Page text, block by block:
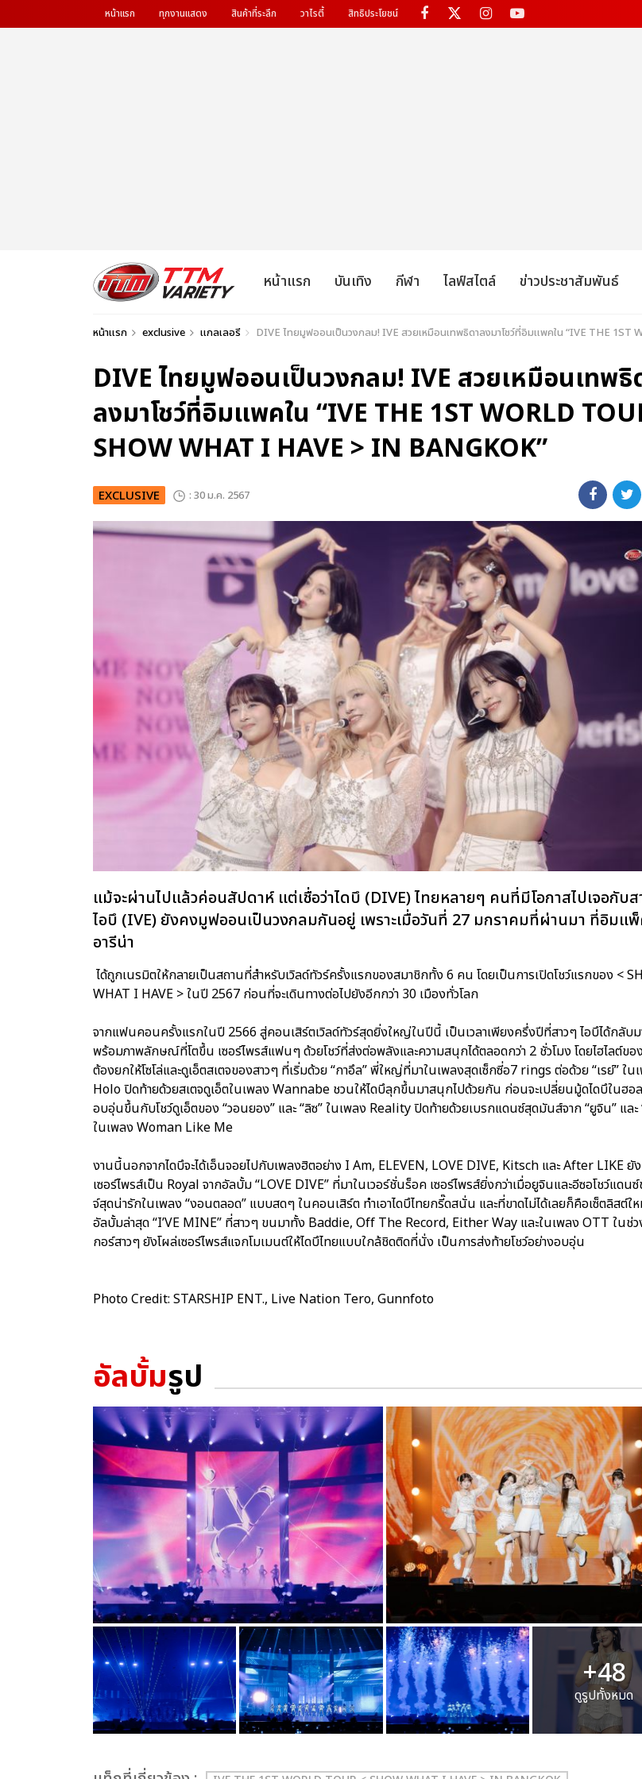
หน้าแรก ทุกงานแสดง สินค้าที่ระลึก วาไรตี้ สิทธิประโยชน์
หน้าแรก บันเทิง กีฬา ไลฟ์สไตล์ ข่าวประชาสัมพันธ์
หน้าแรก exclusive แกลเลอรี DIVE ไทยมูฟออนเป็นวงกลม! IVE สวยเหมือนเทพธิดาลงมาโชว์ที่อิมแพคใน “IVE THE 1ST
DIVE ไทยมูฟออนเป็นวงกลม! IVE สวยเหมือนเทพธิ
ลงมาโชว์ที่อิมแพคใน “IVE THE 1ST WORLD
SHOW WHAT I HAVE > IN BANGKOK”
EXCLUSIVE : 30 ม.ค. 2567
แม้จะผ่านไปแล้วค่อนสัปดาห์ แต่เชื่อว่าไดบึ (DIVE) ไทยหลายๆ คนที่มีโอกาสไปเจอกับส
ไอบึ (IVE) ยังคงมูฟออนเป็นวงกลมกันอยู่ เพราะเมื่อวันที่ 27 มกราคมที่ผ่านมา ที่อิมแ
อารีน่า
ได้ถูกเนรมิตให้กลายเป็นสถานที่สำหรับเวิลด์ทัวร์ครั้งแรกของสมาชิกทั้ง 6 คน โดยเป็นการเปิดโชว์แรกของ <
WHAT I HAVE > ในปี 2567 ก่อนที่จะเดินทางต่อไปยังอีกกว่า 30 เมืองทั่วโลก
จากแฟนคอนครั้งแรกในปี 2566 สู่คอนเสิร์ตเวิลด์ทัวร์สุดยิ่งใหญ่ในปีนี้ เป็นเวลาเพียงครึ่งปีที่สาวๆ ไอบึได้กลับ
พร้อมภาพลักษณ์ที่โตขึ้น เซอร์ไพรส์แฟนๆ ด้วยโชว์ที่ส่งต่อพลังและความสนุกได้ตลอดกว่า 2 ชั่วโมง โดยไฮไลต์ขอ
ต้องยกให้โซโล่และดูเอ็ตสเตจของสาวๆ ที่เริ่มด้วย “กาอึล” พี่ใหญ่ที่มาในเพลงสุดเซ็กซี่อ7 rings ต่อด้วย “เรย์” ใน
Holo ปิดท้ายด้วยสเตจดูเอ็ตในเพลง Wannabe ชวนให้ไดบึลุกขึ้นมาสนุกไปด้วยกัน ก่อนจะเปลี่ยนมู้ดไดบึในฮอ
อบอุ่นขึ้นกับโชว์ดูเอ็ตของ “วอนยอง” และ “ลิซ” ในเพลง Reality ปิดท้ายด้วยเบรกแดนซ์สุดมันส์จาก “ยูจิน” และ
ในเพลง Woman Like Me
งานนี้นอกจากไดบึจะได้เอ็นจอยไปกับเพลงฮิตอย่าง I Am, ELEVEN, LOVE DIVE, Kitsch และ After LIKE ยั
เซอร์ไพรส์เป็น Royal จากอัลบั้ม “LOVE DIVE” ที่มาในเวอร์ชั่นร็อค เซอร์ไพรส์ยิ่งกว่าเมื่อยูจินและอีซอโชว์แดนซ์
จ์สุดน่ารักในเพลง “งอนตลอด” แบบสดๆ ในคอนเสิร์ต ทำเอาไดบึไทยกรี๊ดสนั่น และที่ขาดไม่ได้เลยก็คือเซ็ตลิสต์ใ
อัลบั้มล่าสุด “I’VE MINE” ที่สาวๆ ขนมาทั้ง Baddie, Off The Record, Either Way และในเพลง OTT ในช่
กอร์สาวๆ ยังโผล่เซอร์ไพรส์แจกโมเมนต์ให้ไดบึไทยแบบใกล้ชิดติดที่นั่ง เป็นการส่งท้ายโชว์อย่างอบอุ่น
Photo Credit: STARSHIP ENT., Live Nation Tero, Gunnfoto
อัลบั้มรูป
+48
ดูรูปทั้งหมด